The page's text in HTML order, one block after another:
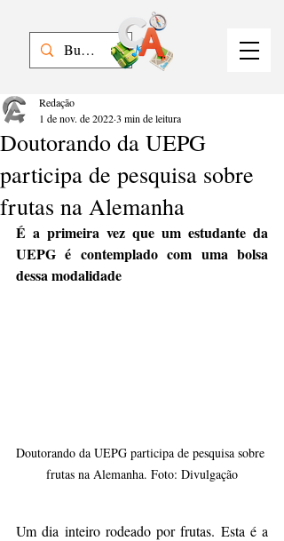
Doutorando da UEPG
participa de pesquisa sobre
frutas na Alemanha
Redação
1 de nov. de 20223 min de leitura
É a primeira vez que um estudante da
UEPG é contemplado com uma bolsa
dessa modalidade
Doutorando da UEPG participa de pesquisa sobre
frutas na Alemanha. Foto: Divulgação
Um dia inteiro rodeado por frutas. Esta é a